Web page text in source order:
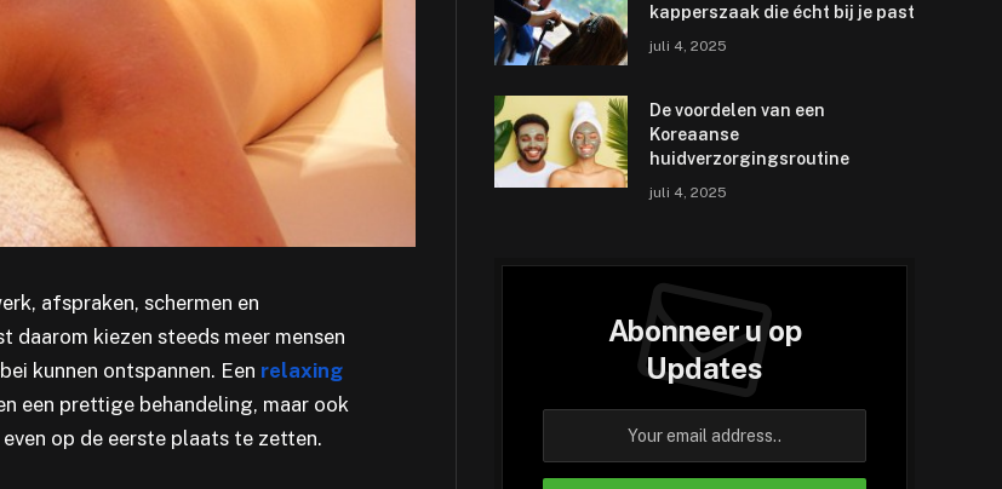
afspraken, schermen en
kiezen steeds meer mensen
kunnen ontspannen. Een relaxing
een prettige behandeling, maar ook
op de eerste plaats te zetten.
kapperszaak die écht bij je past
juli 4, 2025
De voordelen van een
Koreaanse
huidverzorgingsroutine
juli 4, 2025
Abonneer u op
Updates